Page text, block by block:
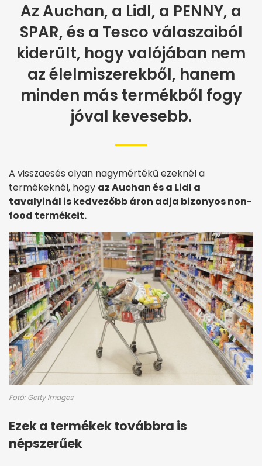
Az Auchan, a Lidl, a PENNY, a
SPAR, és a Tesco válaszaiból
kiderült, hogy valójában nem
az élelmiszerekből, hanem
minden más termékből fogy
jóval kevesebb.
A visszaesés olyan nagymértékű ezeknél a
termékeknél, hogy az Auchan és a Lidl a
tavalyinál is kedvezőbb áron adja bizonyos non-
food termékeit.
Fotó: Getty Images
Ezek a termékek továbbra is
népszerűek